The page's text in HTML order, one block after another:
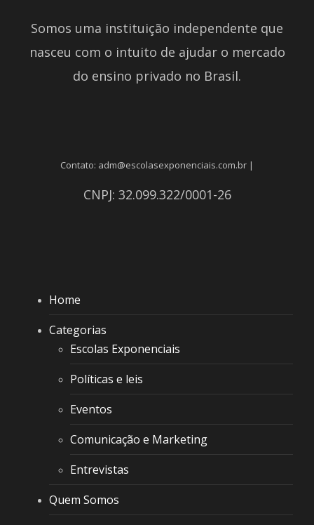
Somos uma instituição independente que
nasceu com o intuito de ajudar o mercado
do ensino privado no Brasil.
Contato: adm@escolasexponenciais.com.br |
CNPJ: 32.099.322/0001-26
Home
Categorias
Escolas Exponenciais
Políticas e leis
Eventos
Comunicação e Marketing
Entrevistas
Quem Somos